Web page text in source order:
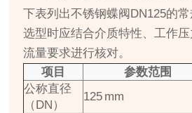
下表列出不锈钢蝶阀DN125的
选型时应结合介质特性、工作
流量要求进行核对。
项目
参数范围
公称直径
（DN）
125 mm